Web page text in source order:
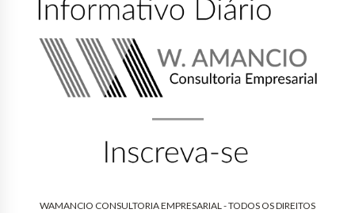
WAMANCIO CONSULTORIA EMPRESARIAL - TODOS OS DIREITOS